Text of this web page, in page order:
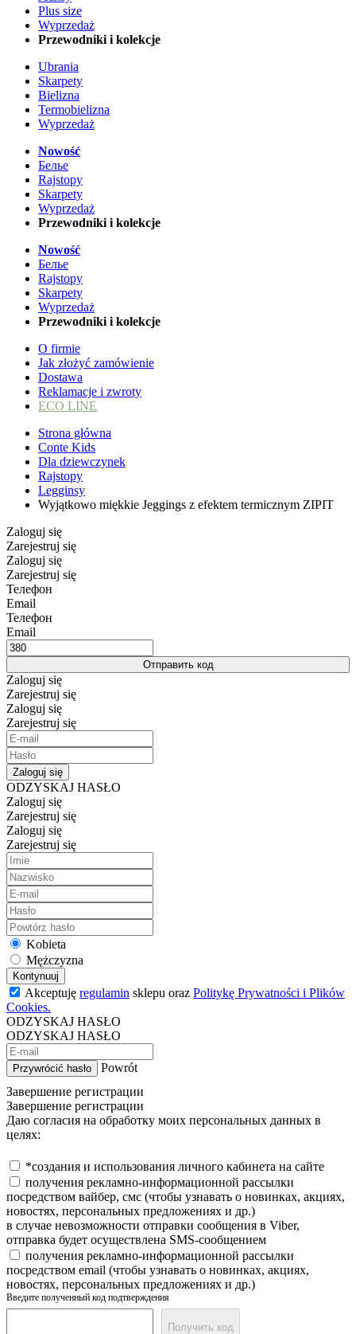
Plus size
Wyprzedaż
Przewodniki i kolekcje
Ubrania
Skarpety
Bielizna
Termobielizna
Wyprzedaż
Nowość
Белье
Rajstopy
Skarpety
Wyprzedaż
Przewodniki i kolekcje
Nowość
Белье
Rajstopy
Skarpety
Wyprzedaż
Przewodniki i kolekcje
O firmie
Jak złożyć zamówienie
Dostawa
Reklamacje i zwroty
ECO LINE
Strona główna
Conte Kids
Dla dziewczynek
Rajstopy
Legginsy
Wyjątkowo miękkie Jeggings z efektem termicznym ZIPIT
Zaloguj się
Zarejestruj się
Zaloguj się
Zarejestruj się
Телефон
Email
Телефон
Email
Отправить код
Zaloguj się
Zarejestruj się
Zaloguj się
Zarejestruj się
Zaloguj się
ODZYSKAJ HASŁO
Zaloguj się
Zarejestruj się
Zaloguj się
Zarejestruj się
Kobieta
Mężczyzna
Kontynuuj
Akceptuję regulamin sklepu oraz Politykę Prywatności i Plików
Cookies.
ODZYSKAJ HASŁO
ODZYSKAJ HASŁO
Przywrócić hasło
Powrót
Завершение регистрации
Завершение регистрации
Даю согласия на обработку моих персональных данных в
целях:
*создания и использования личного кабинета на сайте
получения рекламно-информационной рассылки
посредством вайбер, смс (чтобы узнавать о новинках, акциях,
новостях, персональных предложениях и др.)
в случае невозможности отправки сообщения в Viber,
отправка будет осуществлена SMS-сообщением
получения рекламно-информационной рассылки
посредством email (чтобы узнавать о новинках, акциях,
новостях, персональных предложениях и др.)
Введите полученный код подтверждения
Получить код